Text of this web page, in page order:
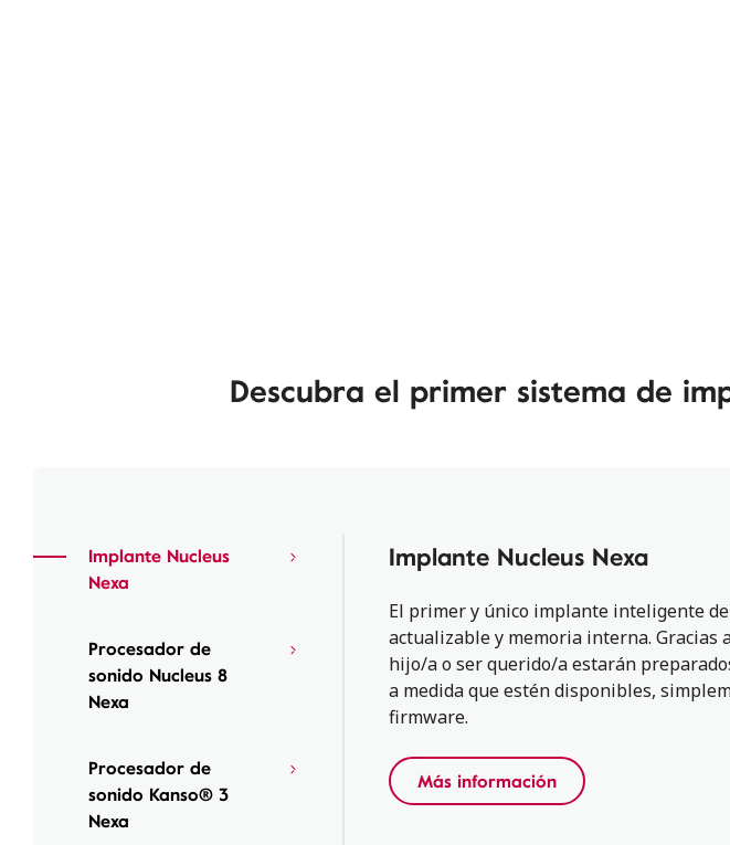
Descubra el primer sistema de
Implante Nucleus
Nexa
Procesador de
sonido Nucleus 8
Nexa
Procesador de
sonido Kanso® 3
Nexa
Implante Nucleus Nexa
El primer y único implante inteligente
actualizable y memoria interna.
hijo/a o ser querido/a estarán
a medida que estén disponibles,
firmware.
Más información